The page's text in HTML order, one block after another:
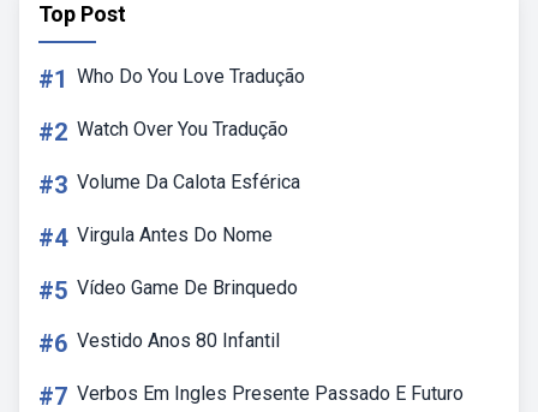
Top Post
#1 Who Do You Love Tradução
#2 Watch Over You Tradução
#3 Volume Da Calota Esférica
#4 Virgula Antes Do Nome
#5 Vídeo Game De Brinquedo
#6 Vestido Anos 80 Infantil
#7 Verbos Em Ingles Presente Passado E Futuro